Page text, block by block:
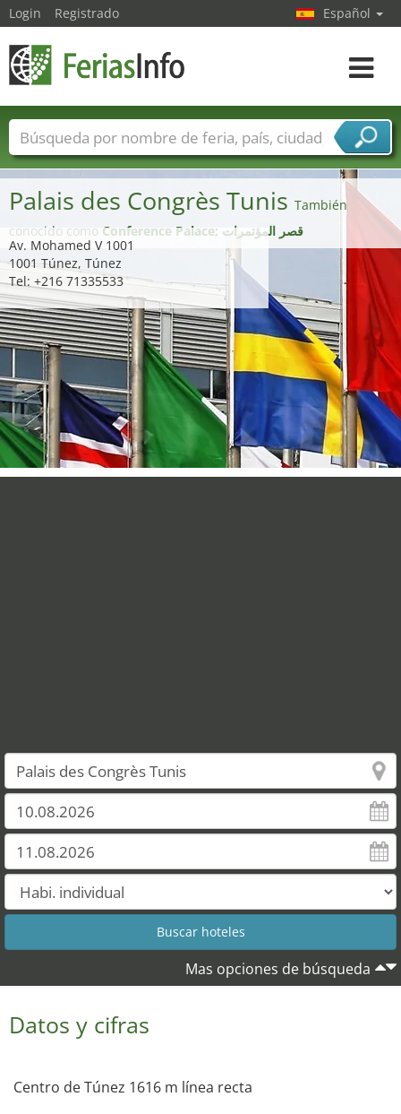
Palais des Congrès Tunis También
conocido como
Conference Palace; قصر المؤتمرات
Av. Mohamed V 1001
1001 Túnez, Túnez
Tel: +216 71335533
Mas opciones de búsqueda
Datos y cifras
Centro de Túnez 1616 m línea recta
Login Registrado Español
toggle
Nombres de ferias Países
Ciudades
Sectores de ferias
Sectores de proveedor de servicios